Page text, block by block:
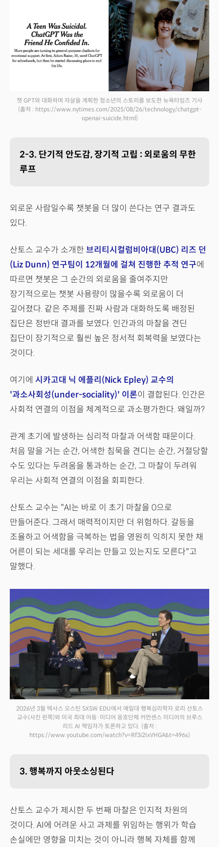
챗 GPT와 대화하며 자살을 계획한 청소년의 스토리를 보도한 뉴욕타임즈 기사
(출처 : https://www.nytimes.com/2025/08/26/technology/chatgpt-
openai-suicide.html)
2-3. 단기적 안도감, 장기적 고립 : 외로움의 무한
루프
외로운 사람일수록 챗봇을 더 많이 쓴다는 연구 결과도
있다.
산토스 교수가 소개한 브리티시컬럼비아대(UBC) 리즈 던
(Liz Dunn) 연구팀이 12개월에 걸쳐 진행한 추적 연구에
따르면 챗봇은 그 순간의 외로움을 줄여주지만
장기적으로는 챗봇 사용량이 많을수록 외로움이 더
깊어졌다. 같은 주제를 진짜 사람과 대화하도록 배정된
집단은 정반대 결과를 보였다. 인간과의 마찰을 견딘
집단이 장기적으로 훨씬 높은 정서적 회복력을 보였다는
것이다.
여기에 시카고대 닉 에플리(Nick Epley) 교수의
'과소사회성(under-sociality)' 이론이 결합된다. 인간은
사회적 연결의 이점을 체계적으로 과소평가한다. 왜일까?
관계 초기에 발생하는 심리적 마찰과 어색함 때문이다.
처음 말을 거는 순간, 어색한 침묵을 견디는 순간, 거절당할
수도 있다는 두려움을 통과하는 순간, 그 마찰이 두려워
우리는 사회적 연결의 이점을 회피한다.
산토스 교수는 "AI는 바로 이 초기 마찰을 0으로
만들어준다. 그래서 매력적이지만 더 위험하다. 갈등을
조율하고 어색함을 극복하는 법을 영원히 익히지 못한 채
어른이 되는 세대를 우리는 만들고 있는지도 모른다"고
말했다.
2026년 3월 텍사스 오스틴 SXSW EDU에서 예일대 행복심리학자 로리 산토스
교수(사진 왼쪽)와 미국 최대 아동·미디어 옹호단체 커먼센스 미디어의 브루스
리드 AI 책임자가 토론하고 있다. (출처 :
https://www.youtube.com/watch?v=Rf3i2IxVHGA&t=496s)
3. 행복까지 아웃소싱된다
산토스 교수가 제시한 두 번째 마찰은 인지적 차원의
것이다. AI에 어려운 사고 과제를 위임하는 행위가 학습
손실에만 영향을 미치는 것이 아니라 행복 자체를 함께